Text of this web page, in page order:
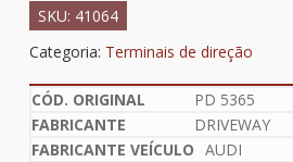
SKU: 41064
Categoria: Terminais de direção
PD 5365
DRIVEWAY
AUDI